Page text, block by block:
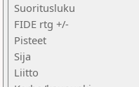
Suoritusluku
FIDE rtg +/-
Pisteet
Sija
Liitto